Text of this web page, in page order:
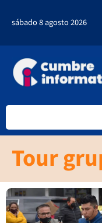
sábado 8 agosto 2026
Tour